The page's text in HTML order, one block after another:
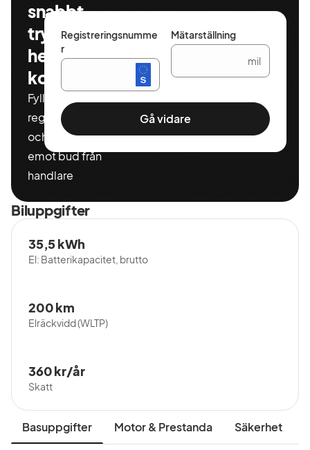
snabbt,
tryggt och
helt
kostnadsfritt
Fyll i ditt
registeringnummer
och miltal för att ta
emot bud från
handlare
Registreringsnumme
r
Mätarställning
mil
Gå vidare
Biluppgifter
El: Batterikapacitet, brutto
35,5 kWh
Elräckvidd (WLTP)
200 km
Skatt
360 kr/år
Basuppgifter Motor & Prestanda Säkerhet